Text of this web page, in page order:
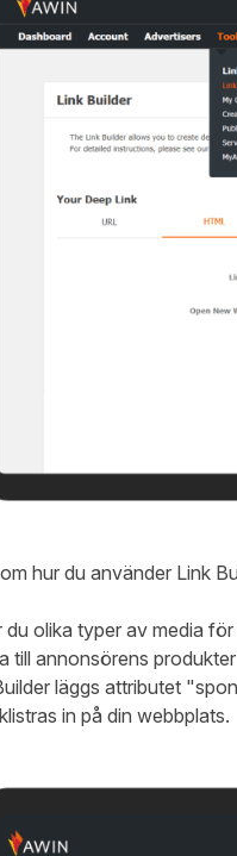
hur du använder Link
olika typer av media
till annonsörens
läggs attributet
in på din webbplats.